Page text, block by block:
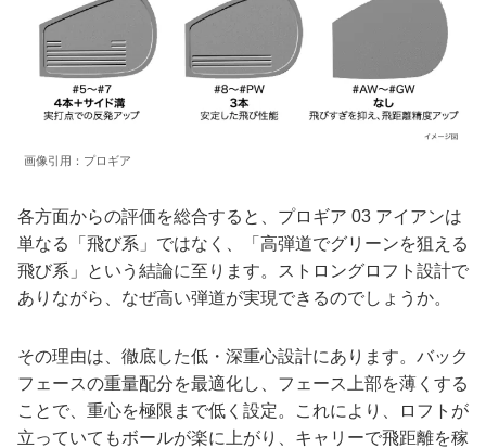
画像引用：プロギア
各方面からの評価を総合すると、プロギア 03 アイアンは
単なる「飛び系」ではなく、「高弾道でグリーンを狙える
飛び系」という結論に至ります。ストロングロフト設計で
ありながら、なぜ高い弾道が実現できるのでしょうか。
その理由は、徹底した低・深重心設計にあります。バック
フェースの重量配分を最適化し、フェース上部を薄くする
ことで、重心を極限まで低く設定。これにより、ロフトが
立っていてもボールが楽に上がり、キャリーで飛距離を稼